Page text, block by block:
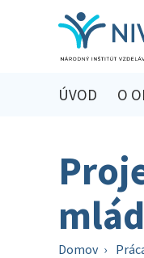
ÚVOD O
Domov ›